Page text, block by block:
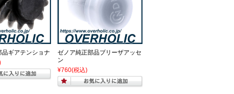
ギアテンショナ
ゼノア純正部品ブリーザアッセ
ン
¥760(税込)